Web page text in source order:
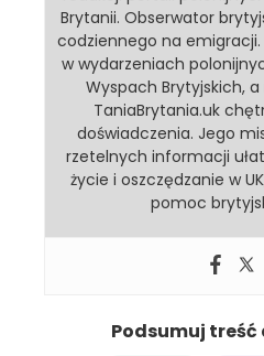
Brytanii. Obserwator
codziennego na
w wydarzeniach
Wyspach Brytyjskich,
TaniaBrytania.uk
doświadczenia. Jego
rzetelnych informacji
życie i oszczędzanie w
pomoc
Podsumuj treść